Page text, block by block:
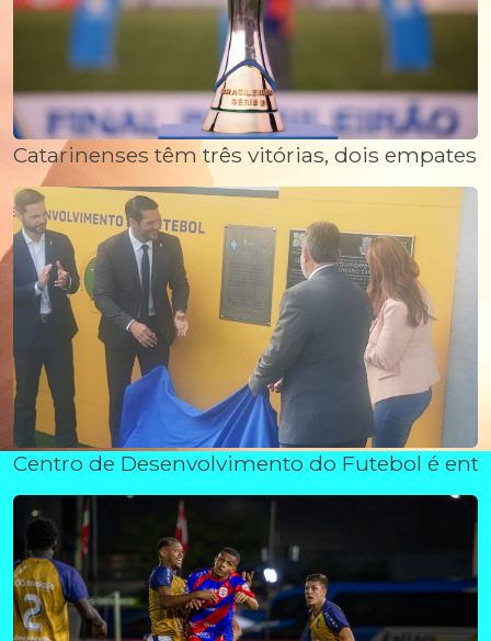
Catarinenses têm três vitórias, dois empates
Centro de Desenvolvimento do Futebol é